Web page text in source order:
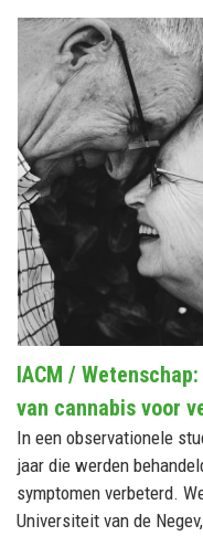
IACM /
van cannabis voor
In een observationele
jaar die werden
symptomen verbeterd.
Universiteit van de